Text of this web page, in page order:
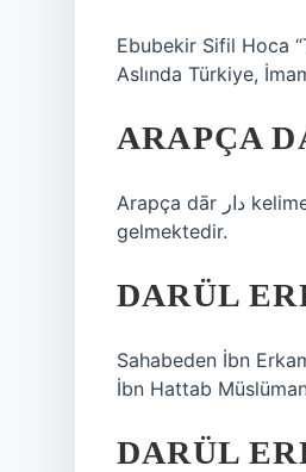
Ebubekir Sifil Hoca
Aslında Türkiye,
ARAPÇA
Arapça dār دار kelimesinden türemiş olup, “barınma, ikamet, yurt” anlamına gelen dwr kökünden
gelmektedir.
DARÜL
Sahabeden İbn
İbn Hattab
DARÜL